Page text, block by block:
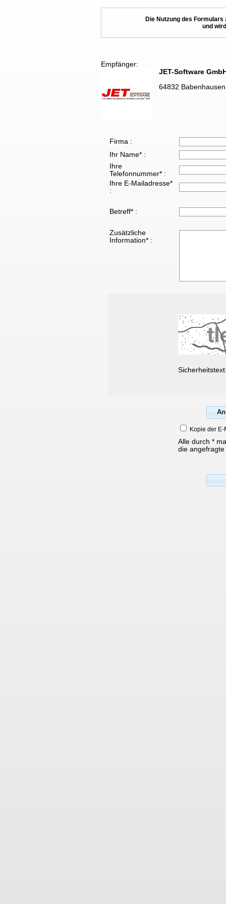
Die Nutzung des
und
Empfänger:
JET-Software
64832 Babenhausen
Firma :
Ihr Name* :
Ihre
Telefonnummer* :
Ihre E-Mailadresse*
:
Betreff* :
Zusätzliche
Information* :
Kopie der
Alle durch *
die